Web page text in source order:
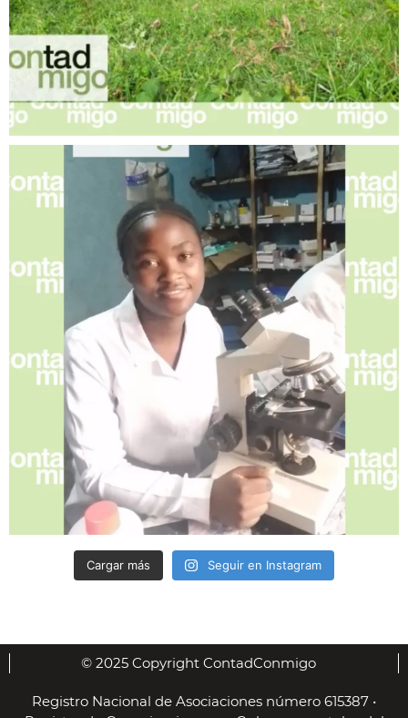
Cargar más Seguir en Instagram
© 2025 Copyright ContadConmigo
Registro Nacional de Asociaciones número 615387 •